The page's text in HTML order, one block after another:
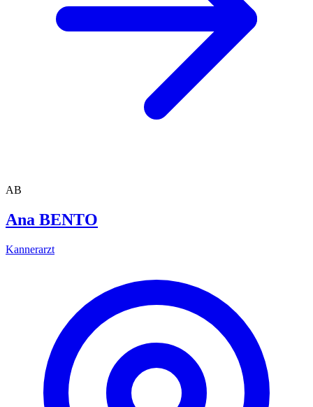
AB
Ana BENTO
Kannerarzt